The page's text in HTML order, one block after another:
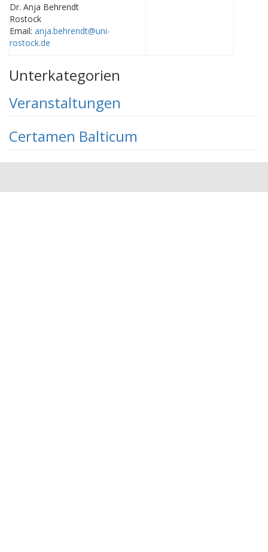
Dr. Anja Behrendt
Rostock
Email: anja.behrendt@uni-
rostock.de
Unterkategorien
Veranstaltungen
Certamen Balticum